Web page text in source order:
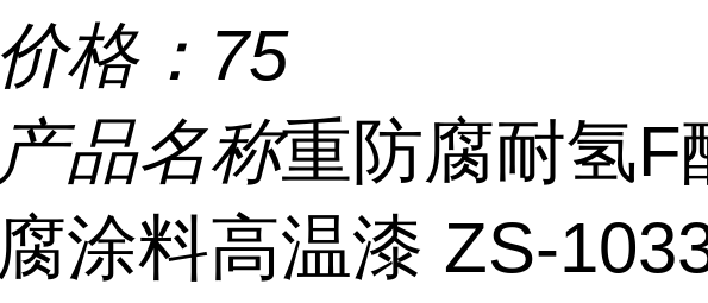
价格： 75
产品名称重防腐耐氢F
腐涂料高温漆 ZS-